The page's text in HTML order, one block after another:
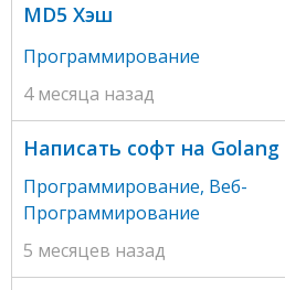
MD5 Хэш
Программирование
4 месяца назад
Написать софт на Golang
Программирование, Веб-
Программирование
5 месяцев назад